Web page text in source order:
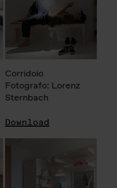
Corridoio
Fotografo: Lorenz
Sternbach
Download